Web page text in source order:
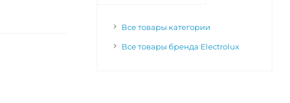
Все товары категории
Все товары бренда Electrolux